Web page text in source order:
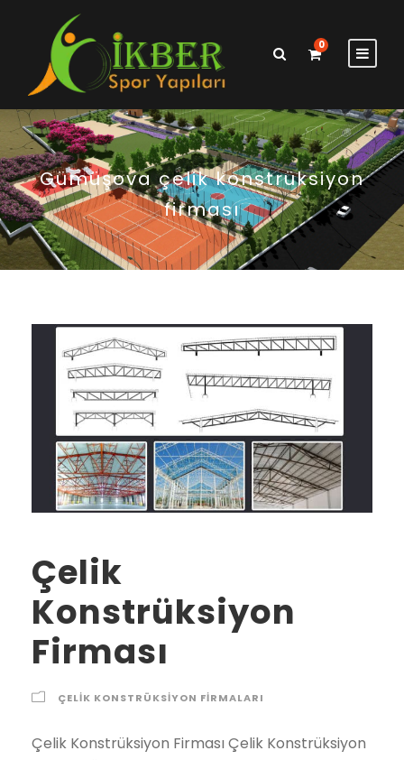
0
Gümüşova çelik konstrüksiyon
firması
Çelik
Konstrüksiyon
Firması
ÇELIK KONSTRÜKSIYON FIRMALARI
Çelik Konstrüksiyon Firması Çelik Konstrüksiyon Firması, Ülke geneline hizmet vermekteyiz, halı saha Çelik Konstrüksiyon Firmaları, Çelik Konstrüksiyon yapan firmalar, Çelik Konstrüksiyon ekipkeri halı saha Çelik Konstrüksiyon ekipleri Çelik Konstrüksiyon Firması çelik konstrüksiyon firması 2021 2022 2023 fiyatları Şehirler İlçeler Adana çelik konstrüksiyon firması, Adıyaman çelik konstrüksiyon firması, Afyon çelik konstrüksiyon firması, Ağrı çelik konstrüksiyon firması, Amasya çelik konstrüksiyon firması, Ankara çelik konstrüksiyon firması, Antalya çelik konstrüksiyon firması, Artvin çelik konstrüksiyon firması, Aydın çelik konstrüksiyon firması, Balıkesir çelik konstrüksiyon firması, Bilecik çelik konstrüksiyon firması, Bingöl çelik konstrüksiyon firması, Bitlis çelik konstrüksiyon firması, Bolu çelik konstrüksiyon firması, Burdur çelik konstrüksiyon firması, Bursa çelik konstrüksiyon firması, Çanakkale çelik konstrüksiyon firması, Çankırı çelik konstrüksiyon firması, Çorum çelik konstrüksiyon firması, Denizli çelik konstrüksiyon firması, Diyarbakır çelik konstrüksiyon firması, Edirne çelik konstrüksiyon firması, Elazığ çelik konstrüksiyon firması, Erzincan çelik konstrüksiyon firması, Erzurum çelik konstrüksiyon firması, Eskişehir çelik konstrüksiyon firması, Gaziantep çelik konstrüksiyon firması, Giresun çelik konstrüksiyon firması, Gümüşhane çelik konstrüksiyon firması, Hakkari çelik konstrüksiyon firması, Hatay çelik konstrüksiyon firması, Isparta çelik konstrüksiyon firması, İçel (Mersin) çelik konstrüksiyon firması, İstanbul çelik konstrüksiyon firması, İzmir çelik konstrüksiyon firması, Kars çelik konstrüksiyon firması, Kastamonu çelik konstrüksiyon firması, Kayseri çelik konstrüksiyon firması, Kırklareli çelik konstrüksiyon firması, Kırşehir çelik konstrüksiyon firması, Kocaeli çelik konstrüksiyon firması, Konya çelik konstrüksiyon firması, Kütahya çelik konstrüksiyon firması, Malatya çelik konstrüksiyon firması, Manisa çelik konstrüksiyon firması, K.maraş çelik konstrüksiyon firması, Mardin çelik konstrüksiyon firması, Muğla çelik konstrüksiyon firması, Muş çelik konstrüksiyon firması, Nevşehir çelik konstrüksiyon firması, Niğde çelik konstrüksiyon firması, Ordu çelik konstrüksiyon firması, Rize çelik konstrüksiyon firması, Sakarya çelik konstrüksiyon firması, Samsun çelik konstrüksiyon firması, Siirt çelik konstrüksiyon firması, Sinop çelik konstrüksiyon firması, Sivas çelik konstrüksiyon firması, Tekirdağ çelik konstrüksiyon firması, Tokat çelik konstrüksiyon firması, Trabzon çelik konstrüksiyon firması, Tunceli çelik konstrüksiyon firması, Şanlıurfa çelik konstrüksiyon firması, Uşak çelik konstrüksiyon firması, Van çelik konstrüksiyon firması, Yozgat çelik konstrüksiyon firması, Zonguldak çelik konstrüksiyon firması, Aksaray çelik konstrüksiyon firması, Bayburt çelik konstrüksiyon firması, Karaman çelik konstrüksiyon firması, Kırıkkale çelik konstrüksiyon firması, Batman çelik konstrüksiyon firması, Şırnak çelik konstrüksiyon firması, Bartın çelik konstrüksiyon firması, Ardahan çelik konstrüksiyon firması, Iğdır çelik konstrüksiyon firması, Yalova çelik konstrüksiyon firması, Karabük çelik konstrüksiyon firması, Kilis çelik konstrüksiyon firması, Osmaniye çelik konstrüksiyon firması, Düzce çelik konstrüksiyon firması, İbradı çelik konstrüksiyon firması, Kaş çelik konstrüksiyon firması, Kemer / Antalya çelik konstrüksiyon firması, Kepez çelik konstrüksiyon firması, Konyaaltı çelik konstrüksiyon firması, Korkuteli çelik konstrüksiyon firması, Gündoğmuş çelik konstrüksiyon firması, Alpu çelik konstrüksiyon firması, Beylikova çelik konstrüksiyon firması, Çifteler çelik konstrüksiyon firması, Günyüzü çelik konstrüksiyon firması, Han çelik konstrüksiyon firması, İnönü çelik konstrüksiyon firması, Mahmudiye çelik konstrüksiyon firması, Mihalgazi çelik konstrüksiyon firması, Mihalıççık çelik konstrüksiyon firması, Odunpazarı çelik konstrüksiyon firması, Sarıcakaya çelik konstrüksiyon firması, Seyitgazi çelik konstrüksiyon firması, Sivrihisar çelik konstrüksiyon firması, Tepebaşı çelik konstrüksiyon firması, Araban çelik konstrüksiyon firması, İslahiye çelik konstrüksiyon firması, Karkamış çelik konstrüksiyon firması, Nizip çelik konstrüksiyon firması, Nurdağı çelik konstrüksiyon firması, Oğuzeli çelik konstrüksiyon firması, Şahinbey çelik konstrüksiyon firması, Şehitkamil çelik konstrüksiyon firması, Yavuzeli çelik konstrüksiyon firması, Alucra çelik konstrüksiyon firması, Bulancak çelik konstrüksiyon firması, Çamoluk çelik konstrüksiyon firması, Çanakçı çelik konstrüksiyon firması, Dereli çelik konstrüksiyon firması, Doğankent çelik konstrüksiyon firması, Espiye çelik konstrüksiyon firması, Eynesil çelik konstrüksiyon firması, Giresun Merkez çelik konstrüksiyon firması, Görele çelik konstrüksiyon firması, Güce çelik konstrüksiyon firması, Keşap çelik konstrüksiyon firması, Piraziz çelik konstrüksiyon firması, Şebinkarahisar çelik konstrüksiyon firması, Tirebolu çelik konstrüksiyon firması, Yağlıdere çelik konstrüksiyon firması, Gümüşhane Merkez çelik konstrüksiyon firması, Kelkit çelik konstrüksiyon firması, Köse çelik konstrüksiyon firması, Kürtün çelik konstrüksiyon firması, Şiran çelik konstrüksiyon firması, Torul çelik konstrüksiyon firması, Çukurca çelik konstrüksiyon firması, Hakkari Merkez çelik konstrüksiyon firması, Şemdinli çelik konstrüksiyon firması, Yüksekova çelik konstrüksiyon firması, Altınözü çelik konstrüksiyon firması, Belen çelik konstrüksiyon firması, Dörtyol çelik konstrüksiyon firması, Erzin çelik konstrüksiyon firması, Hassa çelik konstrüksiyon firması, Hatay Merkez çelik konstrüksiyon firması, İskenderun çelik konstrüksiyon firması, Kırıkhan çelik konstrüksiyon firması, Kumlu çelik konstrüksiyon firması, Reyhanlı çelik konstrüksiyon firması, Samandağ çelik konstrüksiyon firması, Yayladağı çelik konstrüksiyon firması, Aksu / Isparta çelik konstrüksiyon firması, Atabey çelik konstrüksiyon firması, Eğirdir çelik konstrüksiyon firması, Gelendost çelik konstrüksiyon firması, Gönen / Isparta çelik konstrüksiyon firması, Isparta Merkez çelik konstrüksiyon firması, Keçiborlu çelik konstrüksiyon firması, Senirkent çelik konstrüksiyon firması, Sütçüler çelik konstrüksiyon firması, Şarkikaraağaç çelik konstrüksiyon firması, Uluborlu çelik konstrüksiyon firması, Yalvaç çelik konstrüksiyon firması, Yenişarbademli çelik konstrüksiyon firması, Akdeniz çelik konstrüksiyon firması, Anamur çelik konstrüksiyon firması, Aydıncık / Mersin çelik konstrüksiyon firması, Bafra çelik konstrüksiyon firması, Canik çelik konstrüksiyon firması, Çarşamba çelik konstrüksiyon firması, Havza çelik konstrüksiyon firması, İlkadım çelik konstrüksiyon firması, Kavak çelik konstrüksiyon firması, Ladik çelik konstrüksiyon firması, Ondokuzmayıs çelik konstrüksiyon firması, Salıpazarı çelik konstrüksiyon firması, Tekkeköy çelik konstrüksiyon firması, Terme çelik konstrüksiyon firması, Vezirköprü çelik konstrüksiyon firması, Yakakent çelik konstrüksiyon firması, Aydınlar çelik konstrüksiyon firması, Baykan çelik konstrüksiyon firması, Eruh çelik konstrüksiyon firması, Kurtalan çelik konstrüksiyon firması, Pervari çelik konstrüksiyon firması, Siirt Merkez çelik konstrüksiyon firması, Şirvan çelik konstrüksiyon firması, Ayancık çelik konstrüksiyon firması, Boyabat çelik konstrüksiyon firması, Dikmen çelik konstrüksiyon firması, Durağan çelik konstrüksiyon firması, Erfelek çelik konstrüksiyon firması, Gerze çelik konstrüksiyon firması, Saraydüzü çelik konstrüksiyon firması, Sinop Merkez çelik konstrüksiyon firması, Türkeli çelik konstrüksiyon firması, Akıncılar çelik konstrüksiyon firması, Altınyayla / Sivas çelik konstrüksiyon firması, Divriği çelik konstrüksiyon firması, Doğanşar çelik konstrüksiyon firması, Gemerek çelik konstrüksiyon firması, Gölova çelik konstrüksiyon firması, Gürün çelik konstrüksiyon firması, Hafik çelik konstrüksiyon firması, İmranlı çelik konstrüksiyon firması, Kangal çelik konstrüksiyon firması, Koyulhisar çelik konstrüksiyon firması, Sivas Merkez çelik konstrüksiyon firması, Suşehri çelik konstrüksiyon firması, Şarkışla çelik konstrüksiyon firması, Ulaş çelik konstrüksiyon firması, Yıldızeli çelik konstrüksiyon firması, Zara çelik konstrüksiyon firması, Çerkezköy çelik konstrüksiyon firması, Çorlu çelik konstrüksiyon firması, Hayrabolu çelik konstrüksiyon firması, Malkara çelik konstrüksiyon firması, Marmaraereğlisi çelik konstrüksiyon firması, Muratlı çelik konstrüksiyon firması, Saray / Tekirdağ çelik konstrüksiyon firması, Şarköy çelik konstrüksiyon firması, Tekirdağ Merkez çelik konstrüksiyon firması, Almus çelik konstrüksiyon firması, Artova çelik konstrüksiyon firması, Başçiftlik çelik konstrüksiyon firması, Erbaa çelik konstrüksiyon firması, Niksar çelik konstrüksiyon firması, Pazar / Tokat çelik konstrüksiyon firması, Reşadiye çelik konstrüksiyon firması, Sulusaray çelik konstrüksiyon firması, Tokat Merkez çelik konstrüksiyon firması, Turhal çelik konstrüksiyon firması, Siyahyurt / Tokat çelik konstrüksiyon firması, Zile çelik konstrüksiyon firması, Akçaabat çelik konstrüksiyon firması, Araklı çelik konstrüksiyon firması, Arsin çelik konstrüksiyon firması, Beşikdüzü çelik konstrüksiyon firması, Çarşıbaşı çelik konstrüksiyon firması, Çaykara çelik konstrüksiyon firması, Dernekpazarı çelik konstrüksiyon firması, Düzköy çelik konstrüksiyon firması, Hayrat çelik konstrüksiyon firması, Köprübaşı / Trabzon çelik konstrüksiyon firması, Maçka çelik konstrüksiyon firması, Of çelik konstrüksiyon firması, Sürmene çelik konstrüksiyon firması, Şalpazarı çelik konstrüksiyon firması, Tonya çelik konstrüksiyon firması, Trabzon Merkez çelik konstrüksiyon firması, Vakfıkebir çelik konstrüksiyon firması, Yomra çelik konstrüksiyon firması, Çemişgezek çelik konstrüksiyon firması, Hozat çelik konstrüksiyon firması, Mazgirt çelik konstrüksiyon firması, Nazımiye çelik konstrüksiyon firması, Ovacık / Tunceli çelik konstrüksiyon firması, Pertek çelik konstrüksiyon firması, Pülümür çelik konstrüksiyon firması,